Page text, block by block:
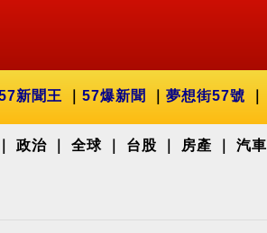
新聞王 57爆新聞 夢想街57號
政治 全球 台股 房產 汽車